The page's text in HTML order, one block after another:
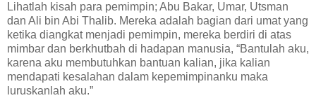
Lihatlah kisah para pemimpin; Abu Bakar, Umar, Utsman
dan Ali bin Abi Thalib. Mereka adalah bagian dari umat yang
ketika diangkat menjadi pemimpin, mereka berdiri di atas
mimbar dan berkhutbah di hadapan manusia, “Bantulah aku,
karena aku membutuhkan bantuan kalian, jika kalian
mendapati kesalahan dalam kepemimpinanku maka
luruskanlah aku.”